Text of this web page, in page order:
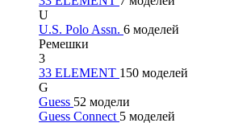
U
U.S. Polo Assn. 6 моделей
Ремешки
3
33 ELEMENT 150 моделей
G
Guess 52 модели
Guess Connect 5 моделей